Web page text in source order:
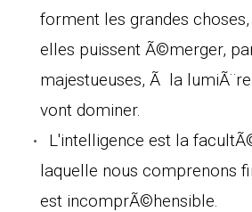
forment les grandes
elles puissent Ã©merger,
majestueuses, Ã la
vont dominer.
L'intelligence est la
laquelle nous comprenons
est incomprÃ©hensible.